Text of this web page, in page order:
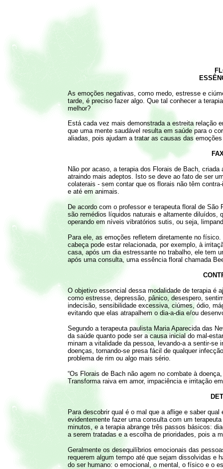
As emoções negativas, como medo, estresse e
tarde, é preciso fazer algo. Que tal conhecer a
melhor?
Está cada vez mais demonstrada a estreita relação
que uma mente saudável resulta em saúde para o
aliadas, pois ajudam a tratar as causas das
Não por acaso, a terapia dos Florais de Bach,
atraindo mais adeptos. Isto se deve ao fato de ser
colaterais - sem contar que os florais não têm
e até em animais.
De acordo com o professor e terapeuta floral de
são remédios líquidos naturais e altamente diluídos,
operando em níveis vibratórios sutis, ou seja,
Para ele, as emoções refletem diretamente no
cabeça pode estar relacionada, por exemplo, à
casa, após um dia estressante no trabalho, ele tem
após uma consulta, uma essência floral chamada
O objetivo essencial dessa modalidade de terapia é
como estresse, depressão, pânico, desespero,
indecisão, sensibilidade excessiva, ciúmes, ódio,
evitando que elas atrapalhem o dia-a-dia e/ou
Segundo a terapeuta paulista Maria Aparecida das
da saúde quanto pode ser a causa inicial do mal-
minam a vitalidade da pessoa, levando-a a sentir-
doenças, tornando-se presa fácil de qualquer
problema de rim ou algo mais sério.
“Os Florais de Bach não agem no combate à
Transforma raiva em amor, impaciência e irritação
Para descobrir qual é o mal que a aflige e saber
evidentemente fazer uma consulta com um
minutos, e a terapia abrange três passos básicos:
a serem tratadas e a escolha de prioridades, pois a
Geralmente os desequilíbrios emocionais das
requerem algum tempo até que sejam dissolvidas e
do ser humano: o emocional, o mental, o físico e o